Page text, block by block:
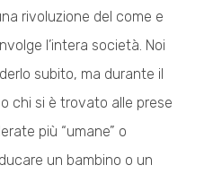
rivoluzione del come e
l’intera società. Noi
subito, ma durante il
chi si è trovato alle prese
più “umane” o
un bambino o un